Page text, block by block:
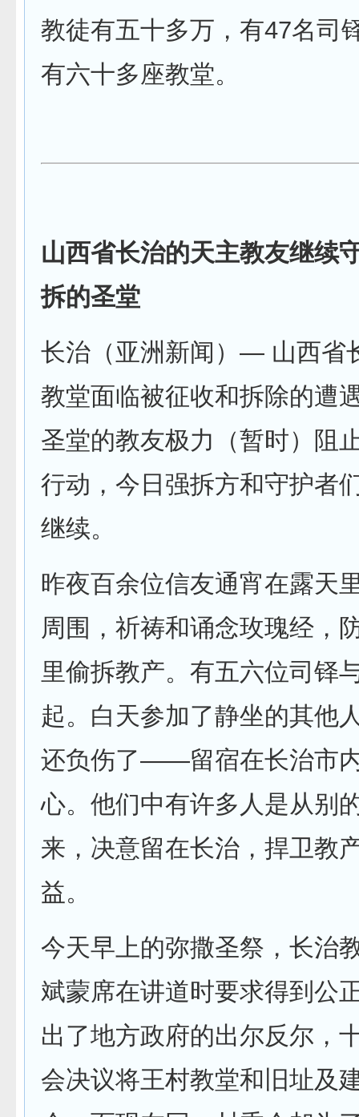
教徒有五十多万，有47名司
有六十多座教堂。
山西省长治的天主教友继续
拆的圣堂
长治（亚洲新闻）— 山西省
教堂面临被征收和拆除的遭
圣堂的教友极力（暂时）阻
行动，今日强拆方和守护者
继续。
昨夜百余位信友通宵在露天
周围，祈祷和诵念玫瑰经，
里偷拆教产。有五六位司铎
起。白天参加了静坐的其
还负伤了——留宿在长治市
心。他们中有许多人是从别
来，决意留在长治，捍卫教
益。
今天早上的弥撒圣祭，长治
斌蒙席在讲道时要求得到公
出了地方政府的出尔反尔，
会决议将王村教堂和旧址及